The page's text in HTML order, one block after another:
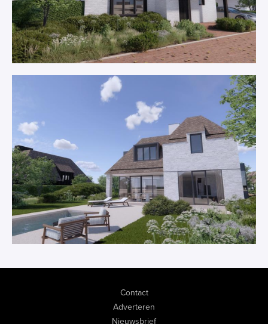
Contact
Adverteren
Nieuwsbrief